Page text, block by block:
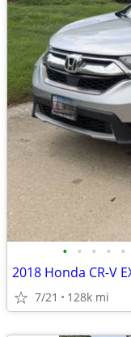
• • • • •
7/21 128k mi